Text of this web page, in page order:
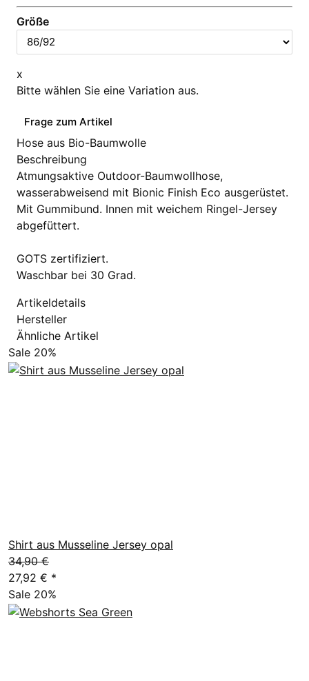
Größe
x
Bitte wählen Sie eine Variation aus.
Frage zum Artikel
Hose aus Bio-Baumwolle
Beschreibung
Atmungsaktive Outdoor-Baumwollhose,
wasserabweisend mit Bionic Finish Eco ausgerüstet.
Mit Gummibund. Innen mit weichem Ringel-Jersey
abgefüttert.
GOTS zertifiziert.
Waschbar bei 30 Grad.
Artikeldetails
Hersteller
Ähnliche Artikel
Sale 20%
Shirt aus Musseline Jersey opal
34,90 €
27,92 € *
Sale 20%